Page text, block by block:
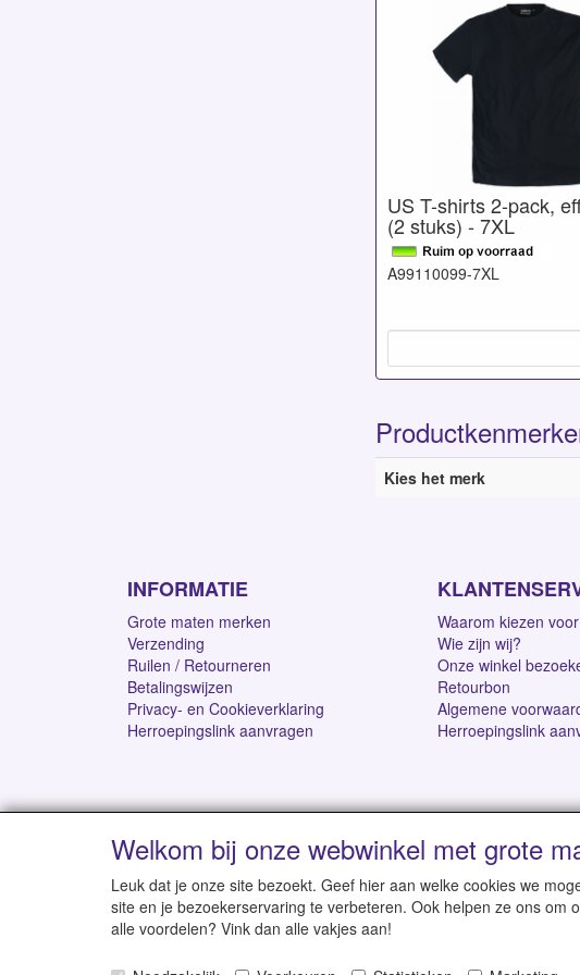
US T-shirts 2-pack,
(2 stuks) - 7XL
A99110099-7XL
Kies het merk
INFORMATIE
Grote maten merken
Verzending
Ruilen / Retourneren
Betalingswijzen
Privacy- en Cookieverklaring
Herroepingslink aanvragen
Waarom kiezen
Wie zijn wij?
Onze winkel
Retourbon
Algemene
Herroepingslink
Levertijd 1-2 werkdagen |
Welkom bij onze webwinkel met grote
Leuk dat je onze site bezoekt. Geef hier aan welke cookies we
site en je bezoekerservaring te verbeteren. Ook helpen ze ons
alle voordelen? Vink dan alle vakjes aan!